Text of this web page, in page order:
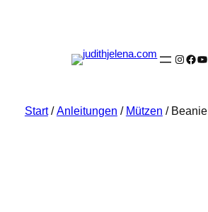
Start/Anleitungen / Mützen /